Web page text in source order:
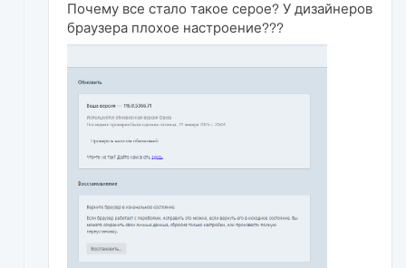
Почему все стало такое серое? У дизайнеров
браузера плохое настроение???